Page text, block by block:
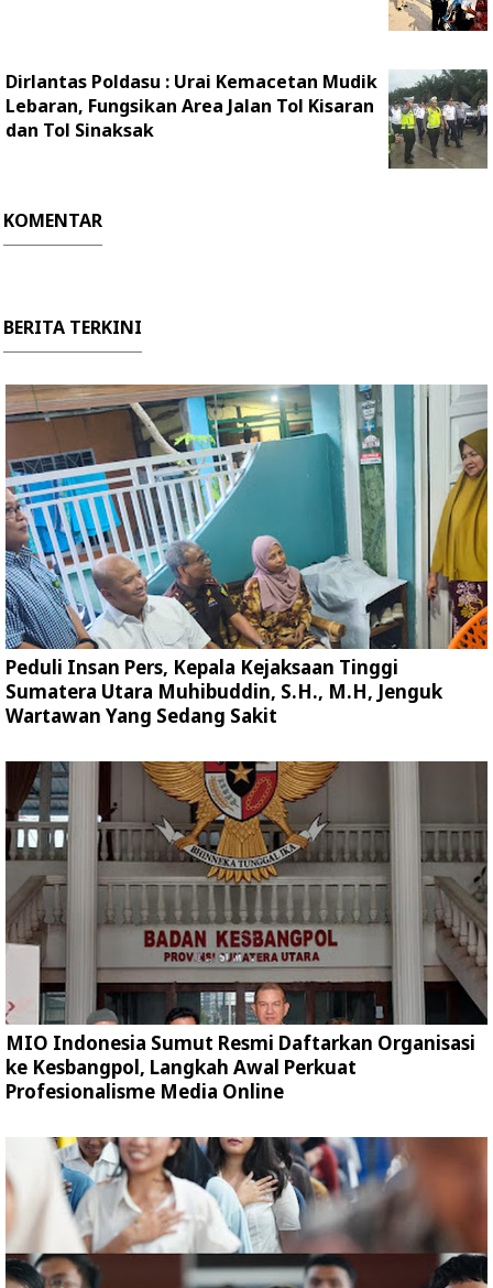
Dirlantas Poldasu : Urai Kemacetan Mudik
Lebaran, Fungsikan Area Jalan Tol Kisaran
dan Tol Sinaksak
KOMENTAR
BERITA TERKINI
Peduli Insan Pers, Kepala Kejaksaan Tinggi
Sumatera Utara Muhibuddin, S.H., M.H, Jenguk
Wartawan Yang Sedang Sakit
MIO Indonesia Sumut Resmi Daftarkan Organisasi
ke Kesbangpol, Langkah Awal Perkuat
Profesionalisme Media Online